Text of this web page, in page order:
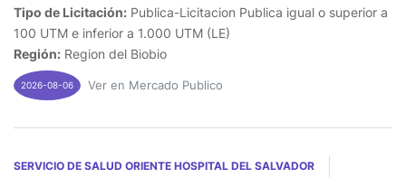
Tipo de Licitación: Publica-Licitacion Publica igual o superior a
100 UTM e inferior a 1.000 UTM (LE)
Región: Region del Biobio
2026-08-06 Ver en Mercado Publico
SERVICIO DE SALUD ORIENTE HOSPITAL DEL SALVADOR